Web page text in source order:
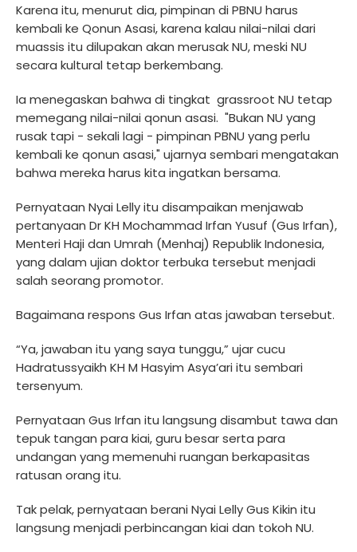
Karena itu, menurut dia, pimpinan di PBNU harus
kembali ke Qonun Asasi, karena kalau nilai-nilai dari
muassis itu dilupakan akan merusak NU, meski NU
secara kultural tetap berkembang.
Ia menegaskan bahwa di tingkat grassroot NU tetap
memegang nilai-nilai qonun asasi. "Bukan NU yang
rusak tapi - sekali lagi - pimpinan PBNU yang perlu
kembali ke qonun asasi," ujarnya sembari mengatakan
bahwa mereka harus kita ingatkan bersama.
Pernyataan Nyai Lelly itu disampaikan menjawab
pertanyaan Dr KH Mochammad Irfan Yusuf (Gus Irfan),
Menteri Haji dan Umrah (Menhaj) Republik Indonesia,
yang dalam ujian doktor terbuka tersebut menjadi
salah seorang promotor.
Bagaimana respons Gus Irfan atas jawaban tersebut.
“Ya, jawaban itu yang saya tunggu,” ujar cucu
Hadratussyaikh KH M Hasyim Asya’ari itu sembari
tersenyum.
Pernyataan Gus Irfan itu langsung disambut tawa dan
tepuk tangan para kiai, guru besar serta para
undangan yang memenuhi ruangan berkapasitas
ratusan orang itu.
Tak pelak, pernyataan berani Nyai Lelly Gus Kikin itu
langsung menjadi perbincangan kiai dan tokoh NU.